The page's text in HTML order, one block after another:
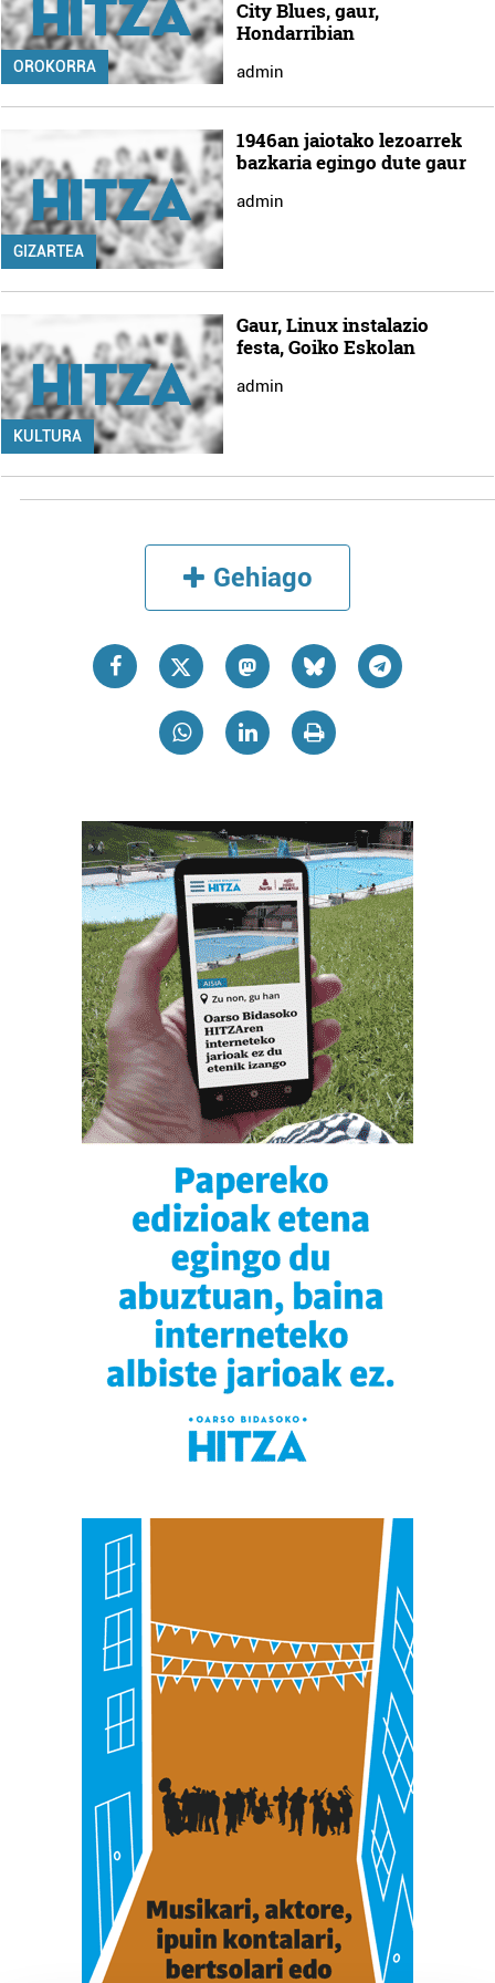
OROKORRA
City Blues, gaur,
Hondarribian
admin
GIZARTEA
1946an jaiotako lezoarrek
bazkaria egingo dute gaur
admin
KULTURA
Gaur, Linux instalazio
festa, Goiko Eskolan
admin
Gehiago